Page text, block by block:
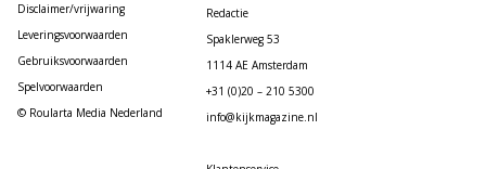
Disclaimer/vrijwaring
Leveringsvoorwaarden
Gebruiksvoorwaarden
Spelvoorwaarden
© Roularta Media Nederland
Redactie
Spaklerweg 53
1114 AE Amsterdam
+31 (0)20 – 210 5300
info@kijkmagazine.nl